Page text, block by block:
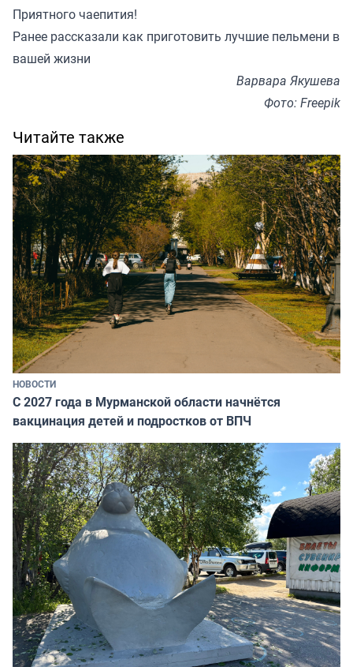
Приятного чаепития!
Ранее рассказали как приготовить лучшие пельмени в
вашей жизни
Варвара Якушева
Фото: Freepik
Читайте также
НОВОСТИ
С 2027 года в Мурманской области начнётся
вакцинация детей и подростков от ВПЧ